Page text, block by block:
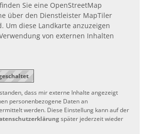
Sie eine OpenStreetMap
über den Dienstleister MapTiler
Um diese Landkarte anzuzeigen
von externen Inhalten
dass mir externe Inhalte angezeigt
personenbezogene Daten an
werden. Diese Einstellung kann auf der
später jederzeit wieder